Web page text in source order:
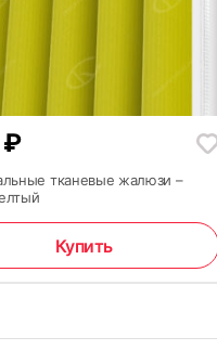
₽
тканевые жалюзи –
Купить